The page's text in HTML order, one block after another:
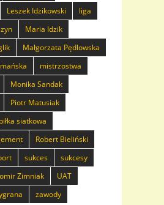
Leszek Idzikowski
liga
Maria Idzik
Małgorzata Pędlowska
mistrzostwa
Monika Sandak
Piotr Matusiak
piłka siatkowa
Robert Bieliński
sukces
sukcesy
Zimniak
UAT
zawody